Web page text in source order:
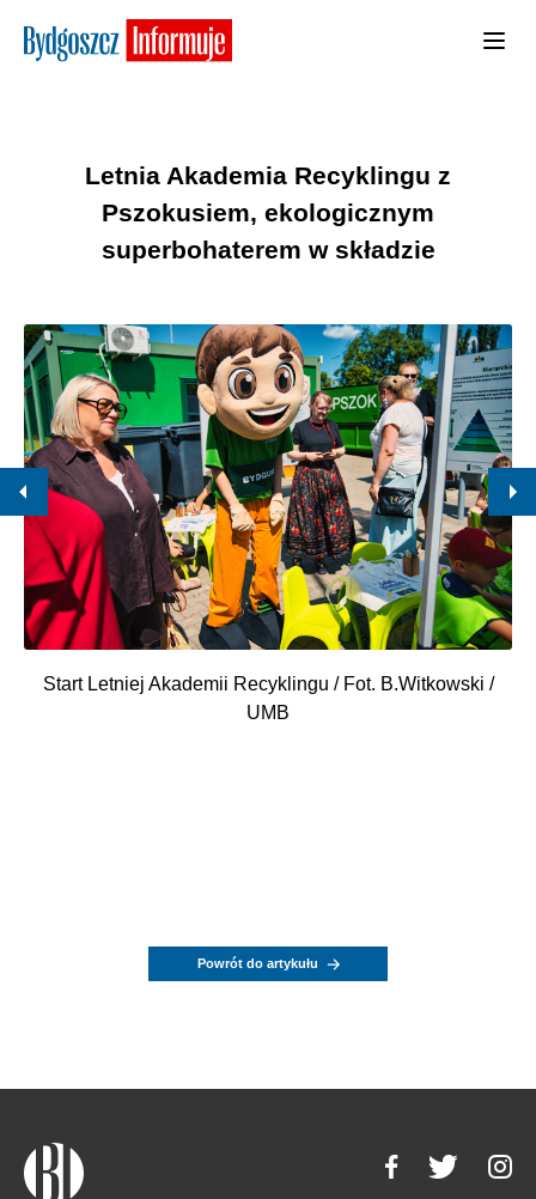
Letnia Akademia Recyklingu z
Pszokusiem, ekologicznym
superbohaterem w składzie
Start Letniej Akademii Recyklingu / Fot. B.Witkowski /
UMB
Powrót do artykułu